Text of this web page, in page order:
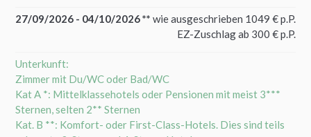
27/09/2026 - 04/10/2026 ** wie ausgeschrieben 1049 € p.P.
EZ-Zuschlag ab 300 € p.P.
Unterkunft:
Zimmer mit Du/WC oder Bad/WC
Kat A *: Mittelklassehotels oder Pensionen mit meist 3***
Sternen, selten 2** Sternen
Kat. B **: Komfort- oder First-Class-Hotels. Dies sind teils